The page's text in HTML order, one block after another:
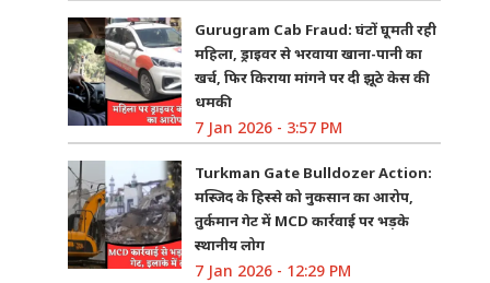
Gurugram Cab Fraud: घंटों घूमती रही
महिला, ड्राइवर से भरवाया खाना-पानी का
खर्च, फिर किराया मांगने पर दी झूठे केस की
धमकी
7 Jan 2026 - 3:57 PM
Turkman Gate Bulldozer Action:
मस्जिद के हिस्से को नुकसान का आरोप,
तुर्कमान गेट में MCD कार्रवाई पर भड़के
स्थानीय लोग
7 Jan 2026 - 12:29 PM